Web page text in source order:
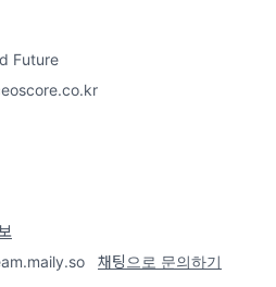
Future
채팅으로 문의하기